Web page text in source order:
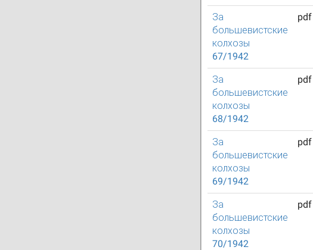
За
большевистские
колхозы
67/1942
pdf
За
большевистские
колхозы
68/1942
pdf
За
большевистские
колхозы
69/1942
pdf
За
большевистские
колхозы
70/1942
pdf